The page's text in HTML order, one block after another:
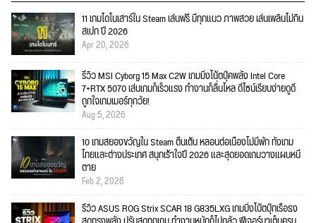
11 เกมไดโนเสาร์ใน Steam เล่นฟรี มีทุกแนว ภาพสวย เล่นเพลินไม่กิน
สเปก ปี 2026
Apr 20, 2026
รีวิว MSI Cyborg 15 Max C2W เกมมิ่งโน้ตบุ๊คพลัง Intel Core
7+RTX 5070 เล่นเกมก็เร็วแรง ทำงานก็ลื่นไหล ดีไซน์เรียบง่ายดูดี
ถูกใจเกมเมอร์ทุกวัย!
Aug 5, 2026
10 เกมสยองขวัญใน Steam ตื่นเต้น หลอนต่อเนื่องไม่มีพัก ทั้งเกม
ไทยและต่างประเทศ สนุกเร้าใจปี 2026 และสุดยอดเกมวางแผนหนี
ตาย
Feb 2, 2026
รีวิว ASUS ROG Strix SCAR 18 G835LXG เกมมิ่งโน้ตบุ๊กเรือธง